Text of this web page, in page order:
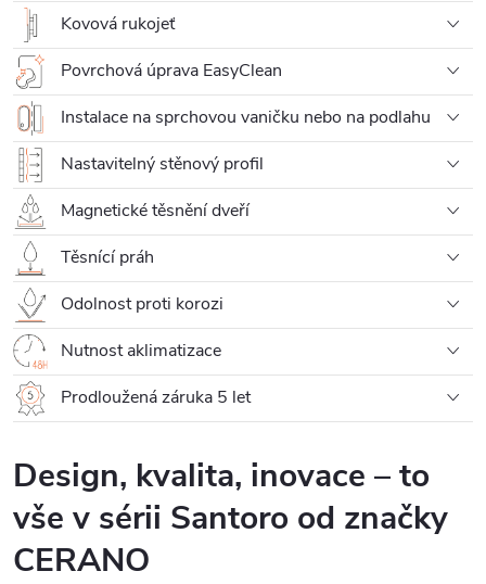
Kovová rukojeť
Povrchová úprava EasyClean
Instalace na sprchovou vaničku nebo na podlahu
Nastavitelný stěnový profil
Magnetické těsnění dveří
Těsnící práh
Odolnost proti korozi
Nutnost aklimatizace
Prodloužená záruka 5 let
Design, kvalita, inovace – to
vše v sérii Santoro od značky
CERANO